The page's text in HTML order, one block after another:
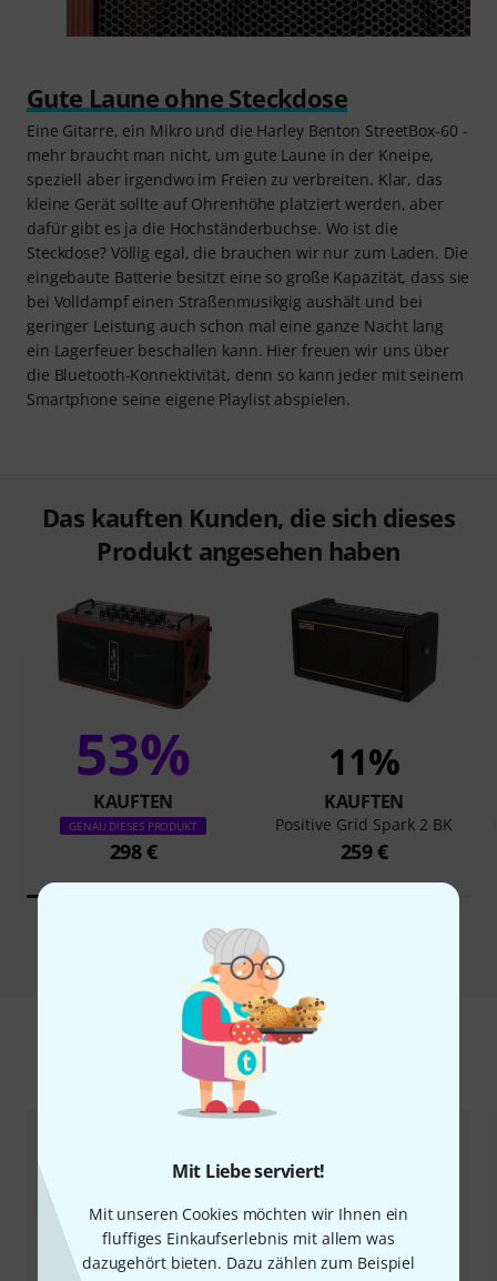
Mit Liebe serviert!
Mit unseren Cookies möchten wir Ihnen ein
fluffiges Einkaufserlebnis mit allem was
dazugehört bieten. Dazu zählen zum Beispiel
Gute Laune ohne Steckdose
Eine Gitarre, ein Mikro und die Harley Benton StreetBox-60 -
mehr braucht man nicht, um gute Laune in der Kneipe,
speziell aber irgendwo im Freien zu verbreiten. Klar, das
kleine Gerät sollte auf Ohrenhöhe platziert werden, aber
dafür gibt es ja die Hochständerbuchse. Wo ist die
Steckdose? Völlig egal, die brauchen wir nur zum Laden. Die
eingebaute Batterie besitzt eine so große Kapazität, dass sie
bei Volldampf einen Straßenmusikgig aushält und bei
geringer Leistung auch schon mal eine ganze Nacht lang
ein Lagerfeuer beschallen kann. Hier freuen wir uns über
die Bluetooth-Konnektivität, denn so kann jeder mit seinem
Smartphone seine eigene Playlist abspielen.
Das kauften Kunden, die sich dieses
Produkt angesehen haben
53%
KAUFTEN
GENAU DIESES PRODUKT
298 €
11%
KAUFTEN
Positive Grid Spark 2 BK
259 €
Vergleichen
Zubehör & passende Artikel